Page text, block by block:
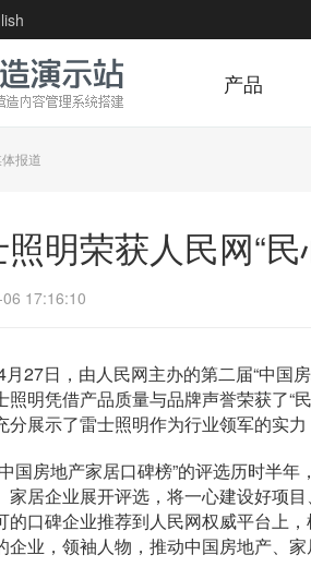
产品
报道
明荣获人民网“
17:16:10
27日，由人民网主办的第二届“中国
明凭借产品质量与品牌声誉荣获了“
分展示了雷士照明作为行业领军的实
国房地产家居口碑榜”的评选历时半
家居企业展开评选，将一心建设好项
的口碑企业推荐到人民网权威平台上
企业，领袖人物，推动中国房地产、家